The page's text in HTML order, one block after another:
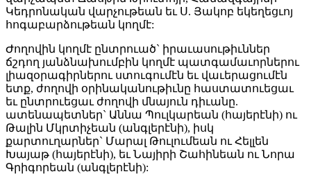
Կեդրոնական վարչութեան եւ Ս. Յակոբ եկեղեցւոյ
հոգաբարձութեան կողմէ:
Ժողովին կողմէ ընտրուած` իրաւասութիւններ
ճշդող յանձնախումբին կողմէ պատգամաւորներու
լիազօրագիրներու ստուգումէն եւ վաւերացումէն
ետք, ժողովի օրինականութիւնը հաստատուեցաւ
եւ ընտրուեցաւ ժողովի մնայուն դիւանը.
ատենապետներ` Աննա Պուլկարեան (հայերէնի) ու
Թալին Մկրտիչեան (անգլերէնի), իսկ
քարտուղարներ` Մարալ Թուլումեան ու Հելլեն
Խայաթ (հայերէնի), եւ Նայիրի Շահինեան ու Նորա
Գրիգորեան (անգլերէնի):